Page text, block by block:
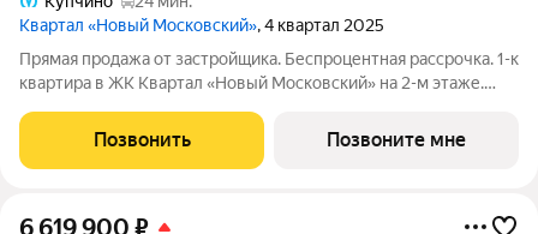
Квартал «Новый Московский», 4 квартал 2025
Прямая продажа от застройщика. Беспроцентная рассрочка. 1-к
квартира в ЖК Квартал «Новый Московский» на 2-м этаже.
квартал «Новый Московский» в Пушкинском районе. Этот
комплекс объединит в себе
Позвонить Позвоните мне
6 619 900 ₽